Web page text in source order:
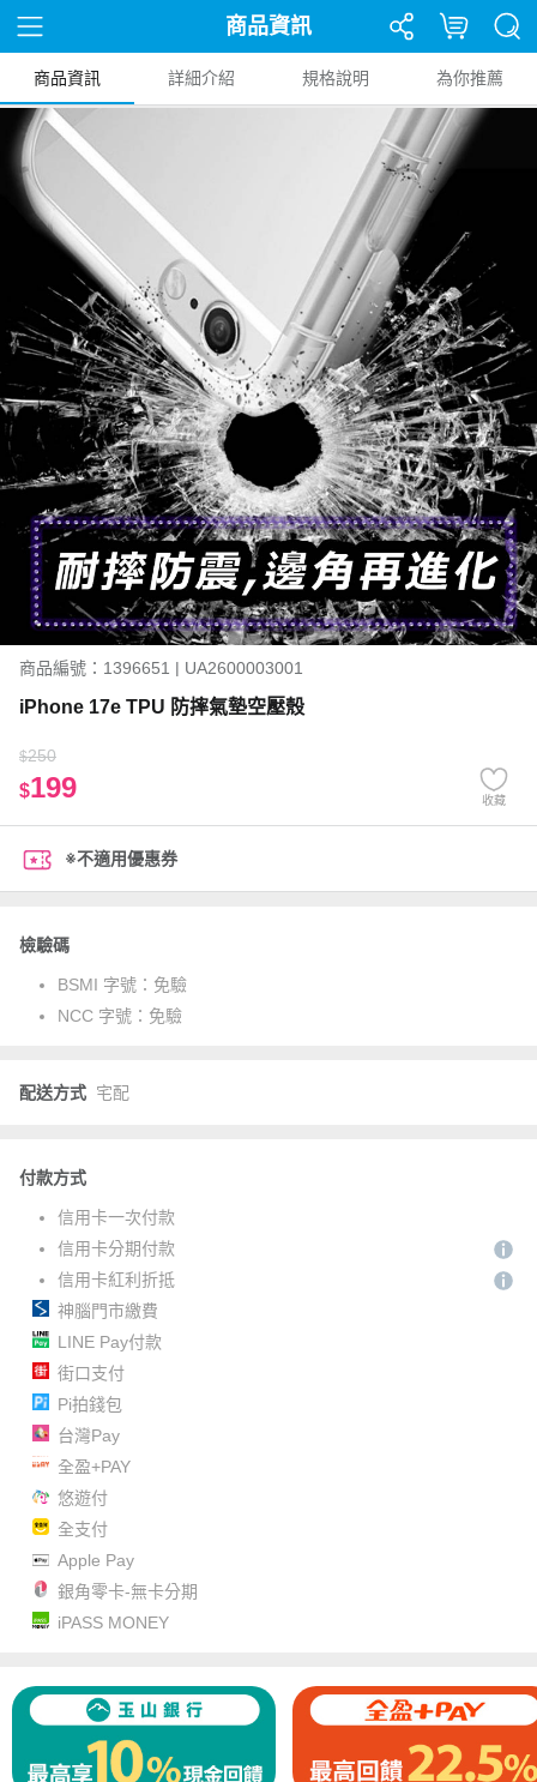
商品資訊
商品資訊 詳細介紹 規格說明 為你推薦
商品編號：1396651 | UA2600003001
iPhone 17e TPU 防摔氣墊空壓殼
$250
$199 收藏
※不適用優惠券
檢驗碼
BSMI 字號： 免驗
NCC 字號： 免驗
配送方式 宅配
付款方式
信用卡一次付款
信用卡分期付款
信用卡紅利折抵
神腦門市繳費
LINE Pay付款
街口支付
Pi拍錢包
台灣Pay
全盈+PAY
悠遊付
全支付
Apple Pay
銀角零卡-無卡分期
iPASS MONEY